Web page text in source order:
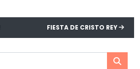
FIESTA DE CRISTO REY